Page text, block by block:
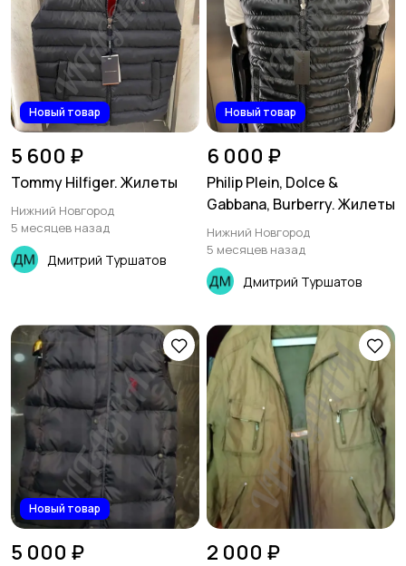
Новый товар
5 600 ₽
Tommy Hilfiger. Жилеты
Нижний Новгород
5 месяцев назад
Дмитрий Туршатов
Новый товар
6 000 ₽
Philip Plein, Dolce &
Gabbana, Burberry. Жилеты
Нижний Новгород
5 месяцев назад
Дмитрий Туршатов
Новый товар
5 000 ₽ 2 000 ₽